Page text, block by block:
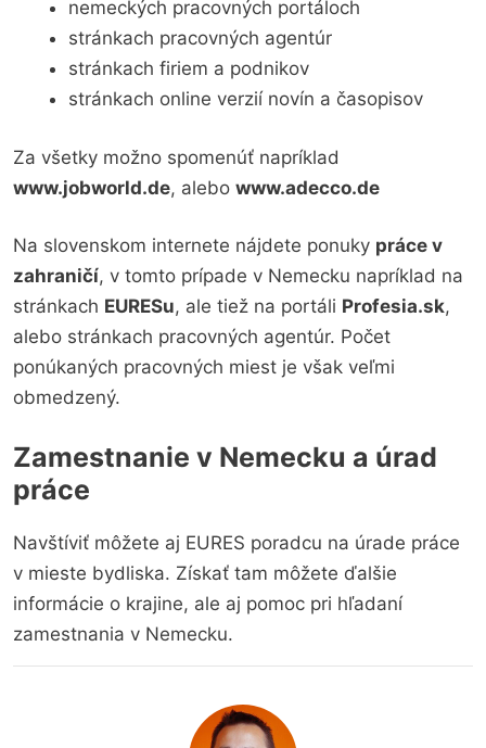
nemeckých pracovných portáloch
stránkach pracovných agentúr
stránkach firiem a podnikov
stránkach online verzií novín a časopisov
Za všetky možno spomenúť napríklad
www.jobworld.de, alebo www.adecco.de
Na slovenskom internete nájdete ponuky práce v
zahraničí, v tomto prípade v Nemecku napríklad na
stránkach EURESu, ale tiež na portáli Profesia.sk,
alebo stránkach pracovných agentúr. Počet
ponúkaných pracovných miest je však veľmi
obmedzený.
Zamestnanie v Nemecku a úrad
práce
Navštíviť môžete aj EURES poradcu na úrade práce
v mieste bydliska. Získať tam môžete ďalšie
informácie o krajine, ale aj pomoc pri hľadaní
zamestnania v Nemecku.